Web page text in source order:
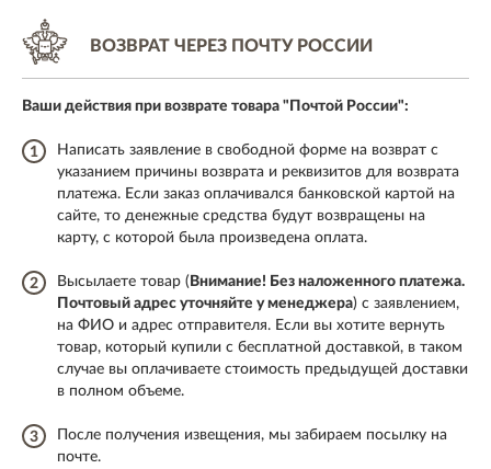
ВОЗВРАТ ЧЕРЕЗ ПОЧТУ РОССИИ
Ваши действия при возврате товара "Почтой России":
1
Написать заявление в свободной форме на возврат с
указанием причины возврата и реквизитов для возврата
платежа. Если заказ оплачивался банковской картой на
сайте, то денежные средства будут возвращены на
карту, с которой была произведена оплата.
2 Высылаете товар ( Внимание! Без наложенного платежа.
Почтовый адрес уточняйте у менеджера) с заявлением,
на ФИО и адрес отправителя. Если вы хотите вернуть
товар, который купили с бесплатной доставкой, в таком
случае вы оплачиваете стоимость предыдущей доставки
в полном объеме.
3
После получения извещения, мы забираем посылку на
почте.